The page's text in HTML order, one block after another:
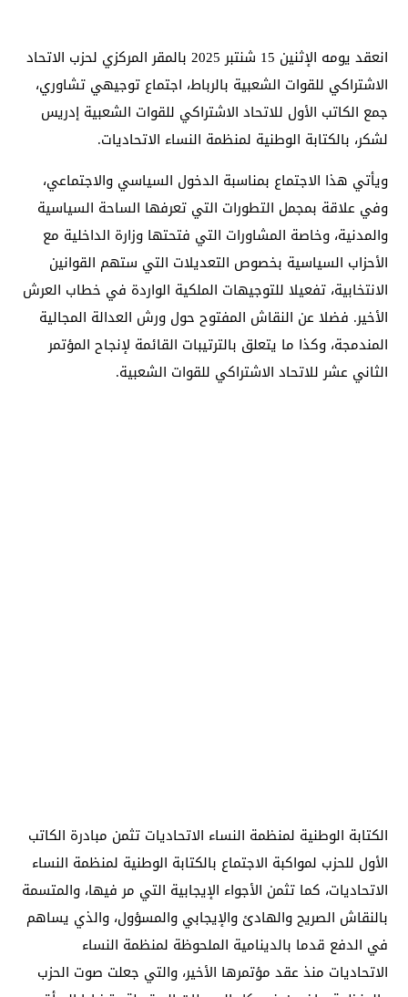
انعقد يومه الإثنين 15 شنتبر 2025 بالمقر المركزي لحزب الاتحاد
الاشتراكي للقوات الشعبية بالرباط، اجتماع توجيهي تشاوري،
جمع الكاتب الأول للاتحاد الاشتراكي للقوات الشعبية إدريس
لشكر، بالكتابة الوطنية لمنظمة النساء الاتحاديات.
ويأتي هذا الاجتماع بمناسبة الدخول السياسي والاجتماعي،
وفي علاقة بمجمل التطورات التي تعرفها الساحة السياسية
والمدنية، وخاصة المشاورات التي فتحتها وزارة الداخلية مع
الأحزاب السياسية بخصوص التعديلات التي ستهم القوانين
الانتخابية، تفعيلا للتوجيهات الملكية الواردة في خطاب العرش
الأخير. فضلا عن النقاش المفتوح حول ورش العدالة المجالية
المندمجة، وكذا ما يتعلق بالترتيبات القائمة لإنجاح المؤتمر
الثاني عشر للاتحاد الاشتراكي للقوات الشعبية.
الكتابة الوطنية لمنظمة النساء الاتحاديات تثمن مبادرة الكاتب
الأول للحزب لمواكبة الاجتماع بالكتابة الوطنية لمنظمة النساء
الاتحاديات، كما تثمن الأجواء الإيجابية التي مر فيها، والمتسمة
بالنقاش الصريح والهادئ والإيجابي والمسؤول، والذي يساهم
في الدفع قدما بالدينامية الملحوظة لمنظمة النساء
الاتحاديات منذ عقد مؤتمرها الأخير، والتي جعلت صوت الحزب